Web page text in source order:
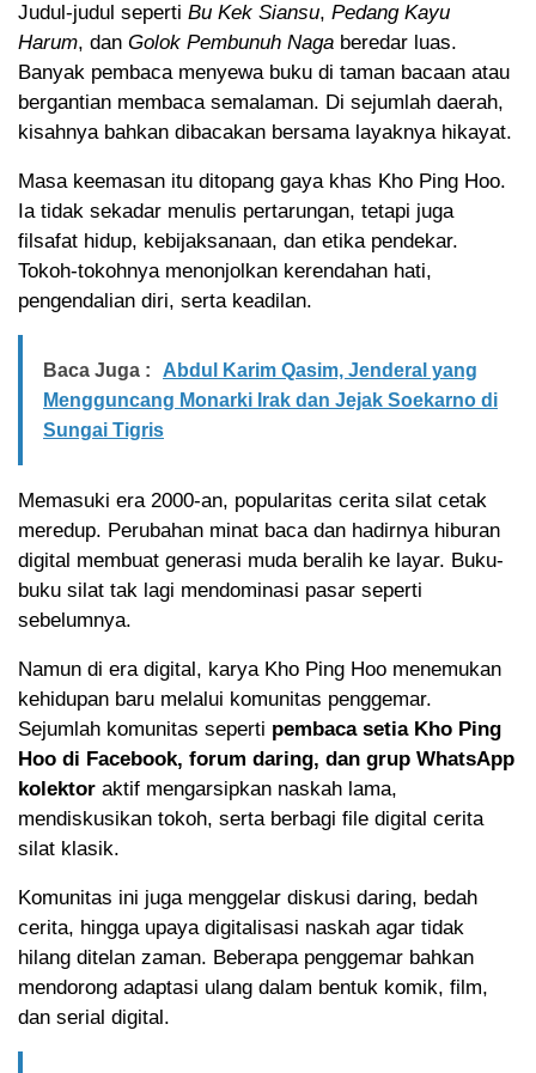
Judul-judul seperti Bu Kek Siansu, Pedang Kayu
Harum, dan Golok Pembunuh Naga beredar luas.
Banyak pembaca menyewa buku di taman bacaan atau
bergantian membaca semalaman. Di sejumlah daerah,
kisahnya bahkan dibacakan bersama layaknya hikayat.
Masa keemasan itu ditopang gaya khas Kho Ping Hoo.
Ia tidak sekadar menulis pertarungan, tetapi juga
filsafat hidup, kebijaksanaan, dan etika pendekar.
Tokoh-tokohnya menonjolkan kerendahan hati,
pengendalian diri, serta keadilan.
Baca Juga :
Abdul Karim Qasim, Jenderal yang
Mengguncang Monarki Irak dan Jejak Soekarno di
Sungai Tigris
Memasuki era 2000-an, popularitas cerita silat cetak
meredup. Perubahan minat baca dan hadirnya hiburan
digital membuat generasi muda beralih ke layar. Buku-
buku silat tak lagi mendominasi pasar seperti
sebelumnya.
Namun di era digital, karya Kho Ping Hoo menemukan
kehidupan baru melalui komunitas penggemar.
Sejumlah komunitas seperti pembaca setia Kho Ping
Hoo di Facebook, forum daring, dan grup WhatsApp
kolektor aktif mengarsipkan naskah lama,
mendiskusikan tokoh, serta berbagi file digital cerita
silat klasik.
Komunitas ini juga menggelar diskusi daring, bedah
cerita, hingga upaya digitalisasi naskah agar tidak
hilang ditelan zaman. Beberapa penggemar bahkan
mendorong adaptasi ulang dalam bentuk komik, film,
dan serial digital.